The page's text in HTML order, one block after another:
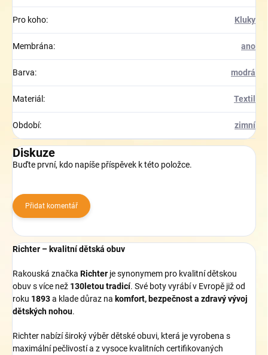
Pro koho: Kluky
Membrána: ano
Barva: modrá
Materiál : Textil
Období: zimní
Diskuze
Buďte první, kdo napíše příspěvek k této položce.
Přidat komentář
Richter – kvalitní dětská obuv
Rakouská značka Richter je synonymem pro kvalitní dětskou
obuv s více než 130letou tradicí. Své boty vyrábí v Evropě již od
roku 1893a klade důraz na komfort, bezpečnost a zdravý vývoj
dětských nohou.
Richter nabízí široký výběr dětské obuvi, která je vyrobena s
maximální pečlivostí a z vysoce kvalitních certifikovaných